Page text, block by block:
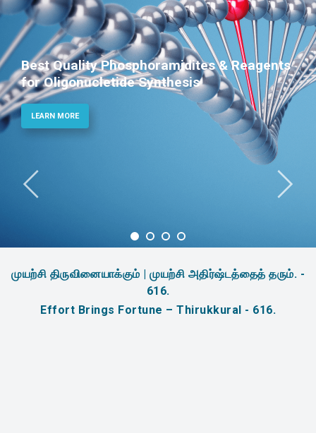
Best Quality Phosphoramidites & Reagents
for Oligonucletide Synthesis
LEARN MORE
முயற்சி திருவினையாக்கும் | முயற்சி அதிர்ஷ்டத்தைத் தரும். -
616.
Effort Brings Fortune – Thirukkural - 616.